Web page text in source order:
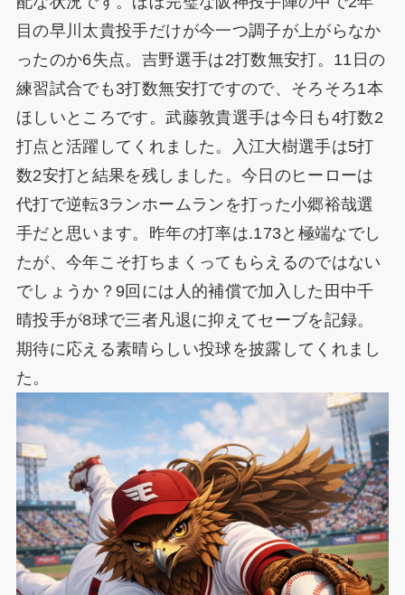
目の早川太貴投手だけが今一つ調子が上がらなか
ったのか6失点。吉野選手は2打数無安打。11日の
練習試合でも3打数無安打ですので、そろそろ1本
ほしいところです。武藤敦貴選手は今日も4打数2
打点と活躍してくれました。入江大樹選手は5打
数2安打と結果を残しました。今日のヒーローは
代打で逆転3ランホームランを打った小郷裕哉選
手だと思います。昨年の打率は.173と極端なでし
たが、今年こそ打ちまくってもらえるのではない
でしょうか？9回には人的補償で加入した田中千
晴投手が8球で三者凡退に抑えてセーブを記録。
期待に応える素晴らしい投球を披露してくれまし
た。